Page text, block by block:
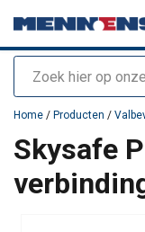
Zoeken
toegevoegd aan uw
Home / Producten /
Skysafe